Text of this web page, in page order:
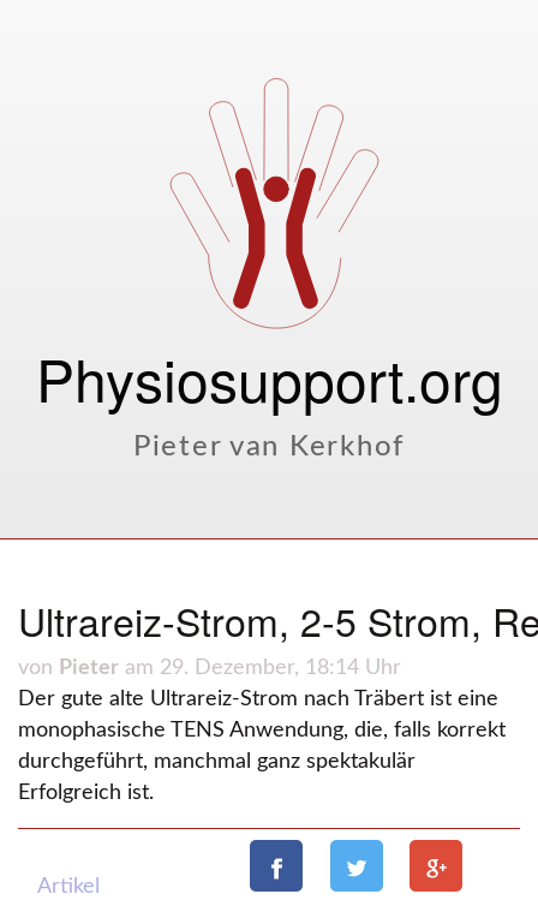
Physiosupport.org
Pieter van Kerkhof
Ultrareiz-Strom, 2-5 Strom,
von Pieter am 29. Dezember, 18:14 Uhr
Der gute alte Ultrareiz-Strom nach Träbert ist eine
monophasische TENS Anwendung, die, falls korrekt
durchgeführt, manchmal ganz spektakulär
Erfolgreich ist.
Artikel